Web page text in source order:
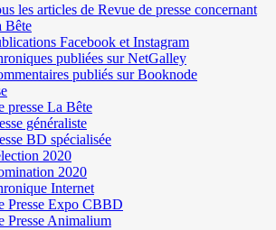
les articles de Revue de presse concernant
Bête
Facebook et Instagram
publiées sur NetGalley
publiés sur Booknode
presse La Bête
généraliste
BD spécialisée
2020
2020
Internet
Presse Expo CBBD
Presse Animalium